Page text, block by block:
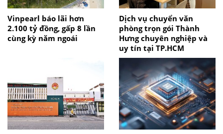
Vinpearl báo lãi hơn
2.100 tỷ đồng, gấp 8 lần
cùng kỳ năm ngoái
Dịch vụ chuyển văn
phòng trọn gói Thành
Hưng chuyên nghiệp và
uy tín tại TP.HCM